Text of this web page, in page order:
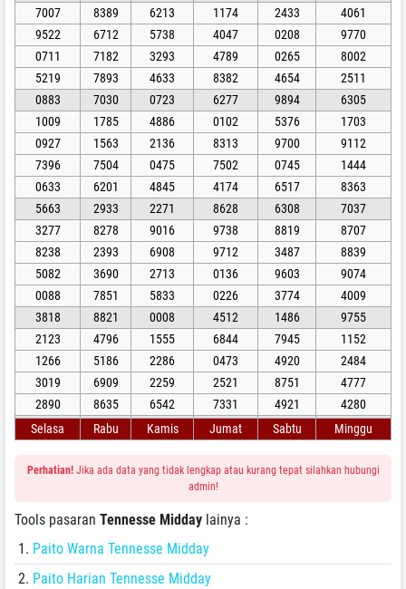
7007
8389 6213 1174 2433
4061
9522
6712 5738 4047 0208
9770
0711
7182 3293 4789 0265
8002
5219
7893 4633 8382 4654
2511
0883
7030 0723 6277 9894
6305
1009
1785 4886 0102 5376
1703
0927
1563 2136 8313 9700
9112
7396
7504 0475 7502 0745
1444
0633
6201 4845 4174 6517
8363
5663
2933 2271 8628 6308
7037
3277
8278 9016 9738 8819
8707
8238
2393 6908 9712 3487
8839
5082
3690 2713 0136 9603
9074
0088
7851 5833 0226 3774
4009
3818
8821 0008 4512 1486
9755
2123
4796 1555 6844 7945
1152
1266
5186 2286 0473 4920
2484
3019
6909 2259 2521 8751
4777
2890
8635 6542 7331 4921
4280
Selasa
Rabu Kamis Jumat Sabtu Minggu
Perhatian!Jika ada data yang tidak lengkap atau kurang tepat silahkan hubungi
admin!
Tools pasaran Tennesse Midday lainya :
Paito Warna Tennesse Midday
Paito Harian Tennesse Midday